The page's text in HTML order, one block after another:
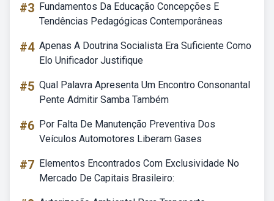
#3 Fundamentos Da Educação Concepções E
Tendências Pedagógicas Contemporâneas
#4 Apenas A Doutrina Socialista Era Suficiente Como
Elo Unificador Justifique
#5 Qual Palavra Apresenta Um Encontro Consonantal
Pente Admitir Samba Também
#6 Por Falta De Manutenção Preventiva Dos
Veículos Automotores Liberam Gases
#7 Elementos Encontrados Com Exclusividade No
Mercado De Capitais Brasileiro: